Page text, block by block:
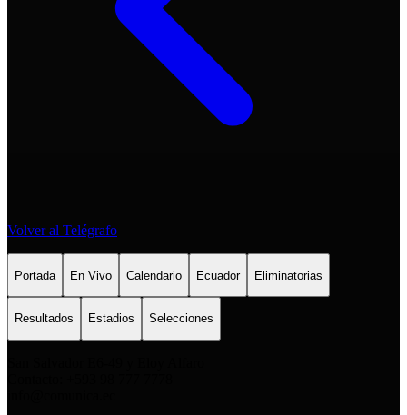
Volver al Telégrafo
Portada En Vivo Calendario Ecuador Eliminatorias
Resultados Estadios Selecciones